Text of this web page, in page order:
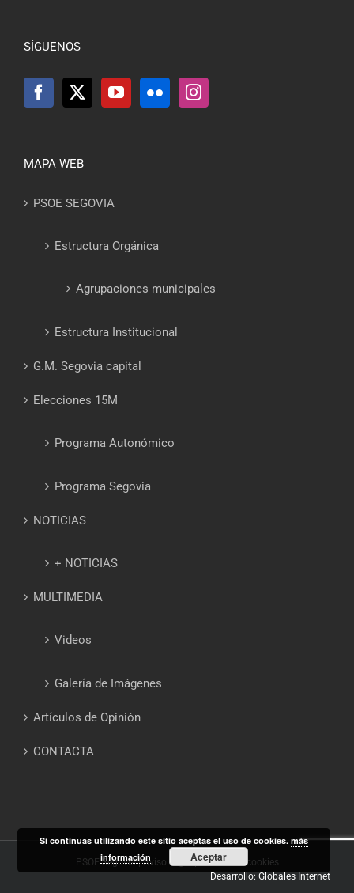
SÍGUENOS
MAPA WEB
PSOE SEGOVIA
Estructura Orgánica
Agrupaciones municipales
Estructura Institucional
G.M. Segovia capital
Elecciones 15M
Programa Autonómico
Programa Segovia
NOTICIAS
+ NOTICIAS
MULTIMEDIA
Videos
Galería de Imágenes
Artículos de Opinión
CONTACTA
PSOE Segovia |Aviso Legal|Política de cookies
Desarrollo: Globales Internet
Si continuas utilizando este sitio aceptas el uso de cookies.más
información
Aceptar